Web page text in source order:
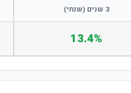
3 שנים (שנתי)
13.4%